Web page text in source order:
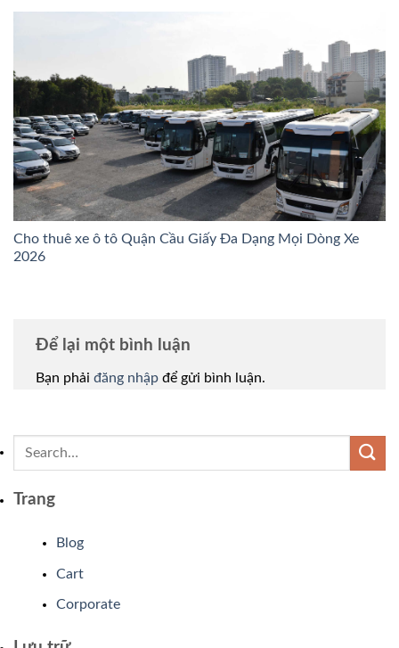
Cho thuê xe ô tô Quận Cầu Giấy Đa Dạng Mọi Dòng Xe
2026
Để lại một bình luận
Bạn phải đăng nhập để gửi bình luận.
Trang
Blog
Cart
Corporate